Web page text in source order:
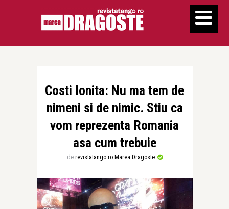
Costi Ionita: Nu ma tem de
nimeni si de nimic. Stiu ca
vom reprezenta Romania
asa cum trebuie
de revistatango.ro Marea Dragoste